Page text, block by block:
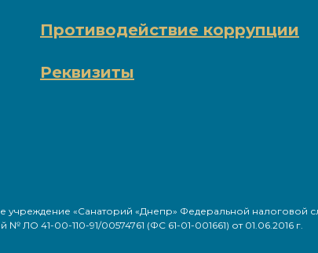
Противодействие коррупции
Реквизиты
«Санаторий «Днепр» Федеральной налоговой
ЛО 41-00-110-91/00574761 (ФС 61-01-001661) от 01.06.2016 г.